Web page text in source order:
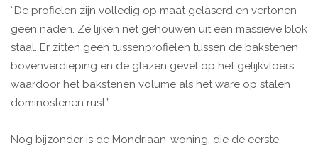
“De profielen zijn volledig op maat gelaserd en vertonen
geen naden. Ze lijken net gehouwen uit een massieve blok
staal. Er zitten geen tussenprofielen tussen de bakstenen
bovenverdieping en de glazen gevel op het gelijkvloers,
waardoor het bakstenen volume als het ware op stalen
dominostenen rust.”
Nog bijzonder is de Mondriaan-woning, die de eerste